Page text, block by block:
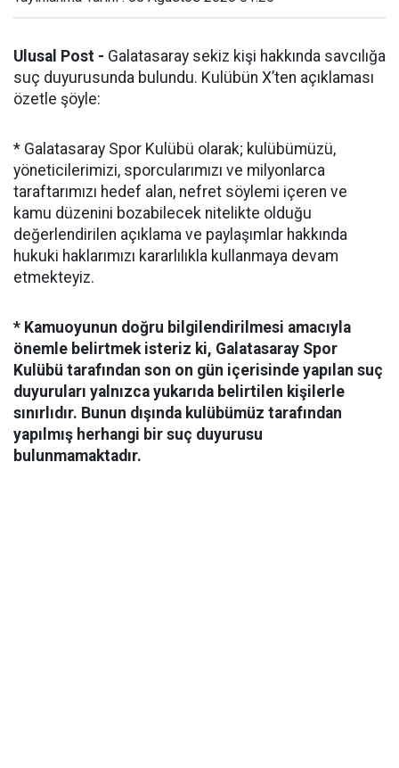
Ulusal Post - Galatasaray sekiz kişi hakkında savcılığa
suç duyurusunda bulundu. Kulübün X’ten açıklaması
özetle şöyle:
* Galatasaray Spor Kulübü olarak; kulübümüzü,
yöneticilerimizi, sporcularımızı ve milyonlarca
taraftarımızı hedef alan, nefret söylemi içeren ve
kamu düzenini bozabilecek nitelikte olduğu
değerlendirilen açıklama ve paylaşımlar hakkında
hukuki haklarımızı kararlılıkla kullanmaya devam
etmekteyiz.
* Kamuoyunun doğru bilgilendirilmesi amacıyla
önemle belirtmek isteriz ki, Galatasaray Spor
Kulübü tarafından son on gün içerisinde yapılan suç
duyuruları yalnızca yukarıda belirtilen kişilerle
sınırlıdır. Bunun dışında kulübümüz tarafından
yapılmış herhangi bir suç duyurusu
bulunmamaktadır.